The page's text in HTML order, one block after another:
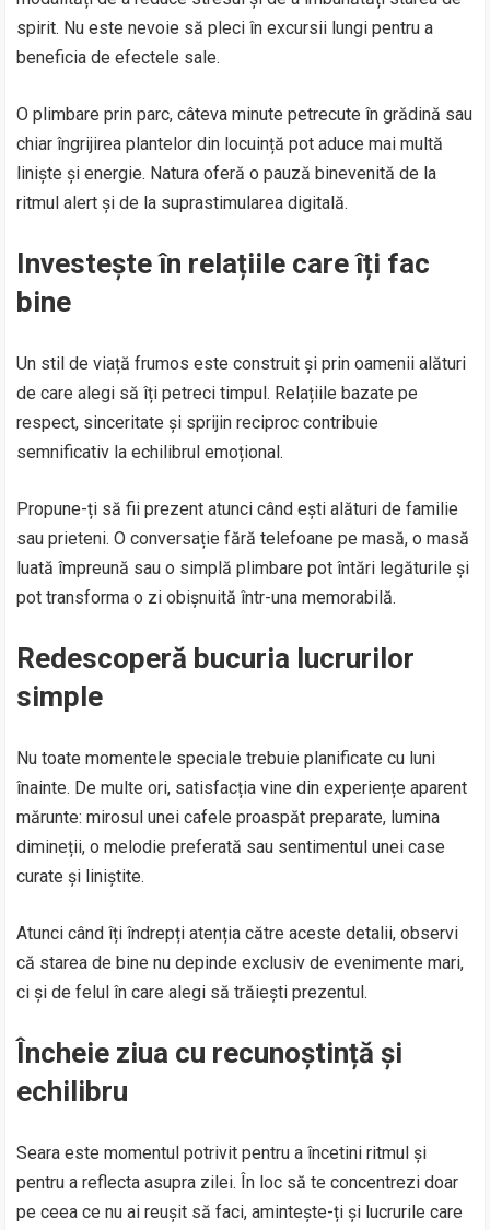
spirit. Nu este nevoie să pleci în excursii lungi pentru a
beneficia de efectele sale.
O plimbare prin parc, câteva minute petrecute în grădină sau
chiar îngrijirea plantelor din locuință pot aduce mai multă
liniște și energie. Natura oferă o pauză binevenită de la
ritmul alert și de la suprastimularea digitală.
Investește în relațiile care îți fac
bine
Un stil de viață frumos este construit și prin oamenii alături
de care alegi să îți petreci timpul. Relațiile bazate pe
respect, sinceritate și sprijin reciproc contribuie
semnificativ la echilibrul emoțional.
Propune-ți să fii prezent atunci când ești alături de familie
sau prieteni. O conversație fără telefoane pe masă, o masă
luată împreună sau o simplă plimbare pot întări legăturile și
pot transforma o zi obișnuită într-una memorabilă.
Redescoperă bucuria lucrurilor
simple
Nu toate momentele speciale trebuie planificate cu luni
înainte. De multe ori, satisfacția vine din experiențe aparent
mărunte: mirosul unei cafele proaspăt preparate, lumina
dimineții, o melodie preferată sau sentimentul unei case
curate și liniștite.
Atunci când îți îndrepți atenția către aceste detalii, observi
că starea de bine nu depinde exclusiv de evenimente mari,
ci și de felul în care alegi să trăiești prezentul.
Încheie ziua cu recunoștință și
echilibru
Seara este momentul potrivit pentru a încetini ritmul și
pentru a reflecta asupra zilei. În loc să te concentrezi doar
pe ceea ce nu ai reușit să faci, amintește-ți și lucrurile care